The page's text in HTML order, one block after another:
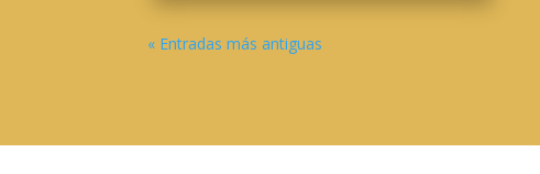
« Entradas más antiguas